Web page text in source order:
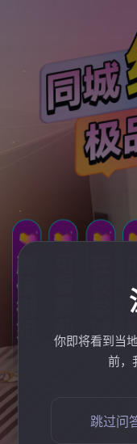
你即将看到当
前，
跳过问